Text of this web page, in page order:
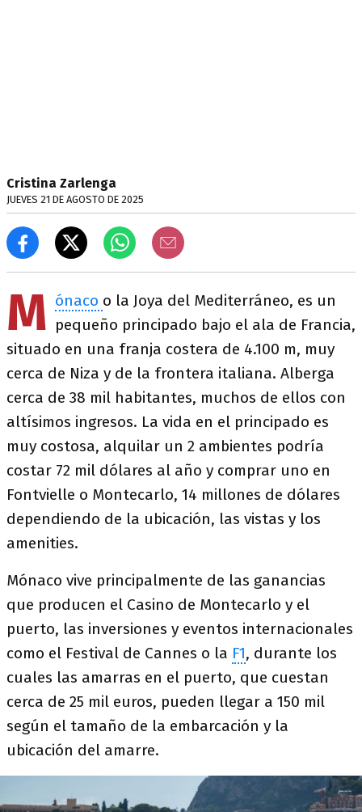
Cristina Zarlenga
JUEVES 21 DE AGOSTO DE 2025
M ónaco o la Joya del Mediterráneo, es un
pequeño principado bajo el ala de Francia,
situado en una franja costera de 4.100 m, muy
cerca de Niza y de la frontera italiana. Alberga
cerca de 38 mil habitantes, muchos de ellos con
altísimos ingresos. La vida en el principado es
muy costosa, alquilar un 2 ambientes podría
costar 72 mil dólares al año y comprar uno en
Fontvielle o Montecarlo, 14 millones de dólares
dependiendo de la ubicación, las vistas y los
amenities.
Mónaco vive principalmente de las ganancias
que producen el Casino de Montecarlo y el
puerto, las inversiones y eventos internacionales
como el Festival de Cannes o la F1, durante los
cuales las amarras en el puerto, que cuestan
cerca de 25 mil euros, pueden llegar a 150 mil
según el tamaño de la embarcación y la
ubicación del amarre.